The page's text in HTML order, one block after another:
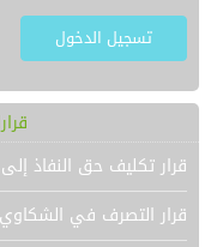
تسجيل الدخول
قرار تكليف حق النفاذ
قرار التصرف في الشكاوي